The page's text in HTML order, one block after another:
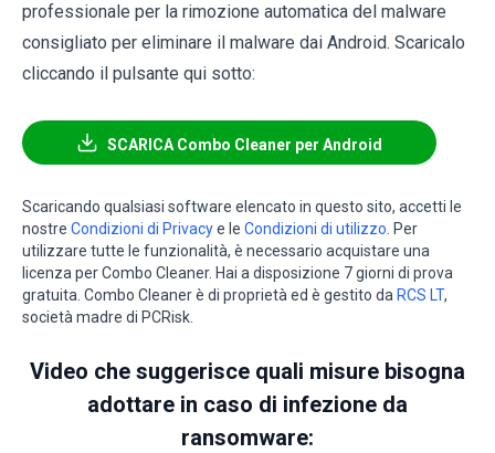
professionale per la rimozione automatica del malware
consigliato per eliminare il malware dai Android. Scaricalo
cliccando il pulsante qui sotto:
SCARICA Combo Cleaner per Android
Scaricando qualsiasi software elencato in questo sito, accetti le
nostre Condizioni di Privacye le Condizioni di utilizzo . Per
utilizzare tutte le funzionalità, è necessario acquistare una
licenza per Combo Cleaner. Hai a disposizione 7 giorni di prova
gratuita. Combo Cleaner è di proprietà ed è gestito da RCS LT,
società madre di PCRisk.
Video che suggerisce quali misure bisogna
adottare in caso di infezione da
ransomware: